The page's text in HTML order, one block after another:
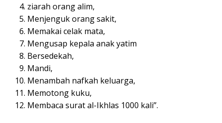
ziarah orang alim,
Menjenguk orang sakit,
Memakai celak mata,
Mengusap kepala anak yatim
Bersedekah,
Mandi,
Menambah nafkah keluarga,
Memotong kuku,
Membaca surat al-Ikhlas 1000 kali”.